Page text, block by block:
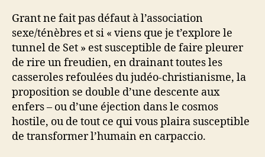
Grant ne fait pas défaut à l’association
sexe/ténèbres et si « viens que je t’explore le
tunnel de Set » est susceptible de faire pleurer
de rire un freudien, en drainant toutes les
casseroles refoulées du judéo-christianisme, la
proposition se double d’une descente aux
enfers – ou d’une éjection dans le cosmos
hostile, ou de tout ce qui vous plaira susceptible
de transformer l’humain en carpaccio.